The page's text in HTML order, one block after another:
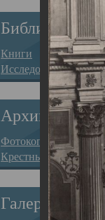
Библиотека
Книги
Исследования
Архив
Фотокопии дел
Крестные ходы
Галерея